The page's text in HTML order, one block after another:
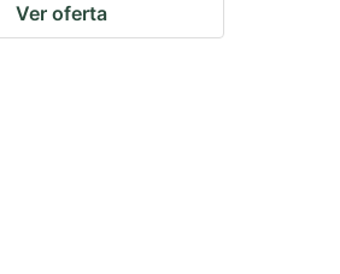
Ver oferta